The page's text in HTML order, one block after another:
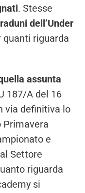
. Stesse
raduni dell’Under
riguarda
assunta
187/A del 16
via definitiva lo
Primavera
e
Settore
riguarda
si